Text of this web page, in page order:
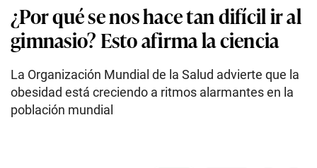
¿Por qué se nos hace tan difícil ir al
gimnasio? Esto afirma la ciencia
La Organización Mundial de la Salud advierte que la
obesidad está creciendo a ritmos alarmantes en la
población mundial